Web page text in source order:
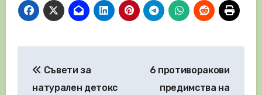
Съвети за
натурален детокс
6 противоракови
предимства на